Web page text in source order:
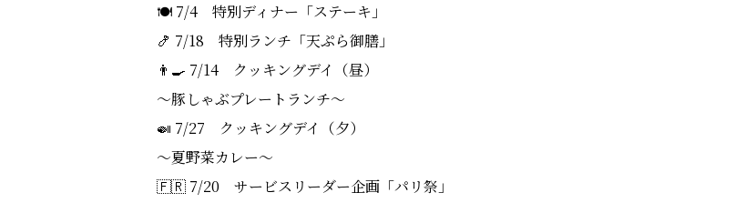
🍽️ 7/4 特別ディナー「ステーキ」
🍤 7/18 特別ランチ「天ぷら御膳」
👨‍🍳 7/14 クッキングデイ（昼）
～豚しゃぶプレートランチ～
🍛 7/27 クッキングデイ（夕）
～夏野菜カレー～
🇫🇷 7/20 サービスリーダー企画「パリ祭」